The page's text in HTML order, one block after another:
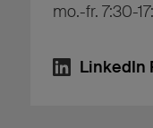
mo.-fr. 7:30-
LinkedIn